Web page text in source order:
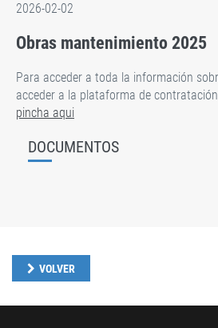
2026-02-02
Obras mantenimiento 2025
Para acceder a toda la información
acceder a la plataforma de
pincha aqui
DOCUMENTOS
VOLVER